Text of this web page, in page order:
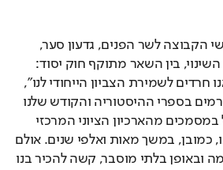
בסוף חודש מאי פנו אנשי הקבוצה לשר הפנים, גדעון סער,
וביקשו ממנו לבצע את השינוי, בין השאר מתוקף חוק יסוד:
כבוד האדם וחירותו. "אנו חרדים לשמירת הצביון הייחודי לנו",
כתבו. "אנו מוגדרים כארמים בספרי ההיסטוריה והקודש שלנו
ושל עמים אחרים, כולל במסמכים מהארכיון הציוני המרכזי
בירושלים, ובעיני עצמנו, כמובן, במשך מאות ואלפי שנים. אולם
למדינת ישראל, משום מה ובאופן בלתי מוסבר, קשה להכיר בנו